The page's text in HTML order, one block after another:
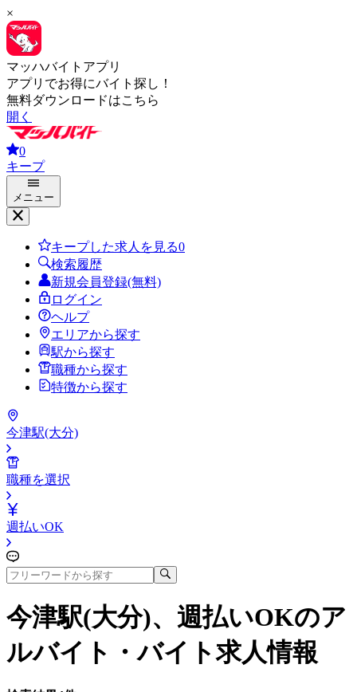
×
マッハバイトアプリ
アプリでお得にバイト探し！
無料ダウンロードはこちら
開く
0
キープ
メニュー
キープした求人を見る0
検索履歴
新規会員登録(無料)
ログイン
ヘルプ
エリアから探す
駅から探す
職種から探す
特徴から探す
今津駅(大分)
職種を選択
週払いOK
今津駅(大分)、週払いOKのア
ルバイト・バイト求人情報